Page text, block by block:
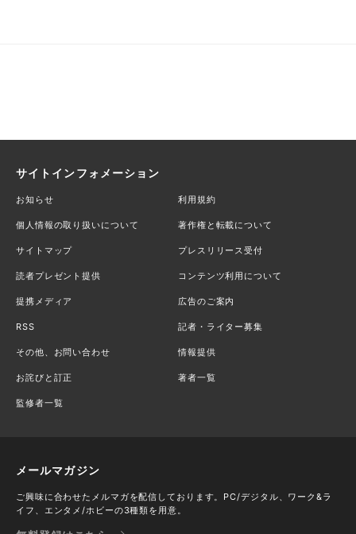
サイトインフォメーション
お知らせ 利用規約
個人情報の取り扱いについて 著作権と転載について
サイトマップ プレスリリース受付
読者プレゼント提供 コンテンツ利用について
提携メディア 広告のご案内
RSS 記者・ライター募集
その他、お問い合わせ 情報提供
お詫びと訂正 著者一覧
監修者一覧
メールマガジン
ご興味に合わせたメルマガを配信しております。PC/デジタル、ワーク&ラ
イフ、エンタメ/ホビーの3種類を用意。